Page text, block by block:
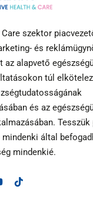
szektor
és
alapvető
túl
és az
mindenki által
mindenkié.